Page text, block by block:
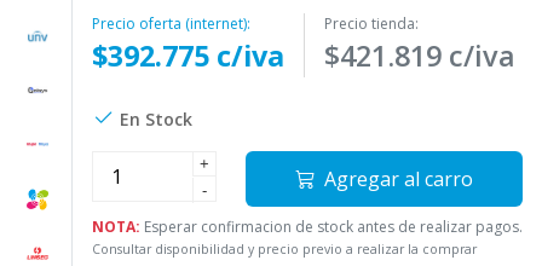
Precio oferta (internet):
$392.775 c/iva
Precio tienda:
$421.819 c/iva
En Stock
+
-
Agregar al carro
NOTA: Esperar confirmacion de stock antes de realizar pagos.
Consultar disponibilidad y precio previo a realizar la comprar